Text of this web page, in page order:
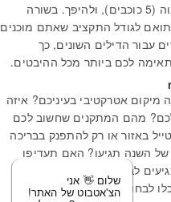
יוקרתית עליכם לבחור במלון שמדורג גבוה (5 כוכבים), ולהיפך. בשורה
לגודל התקציב שאתם מוכנים
עבור הדילים השונים, כך
לכם ביותר מכל ההיבטים.
אטרקטיבי בעיניכם? איזה
מהם המתקנים שחשוב לכם
באזור או רק להתפנק בבריכה
של השנה תגיעו? האם תעדיפו
לבד או עם ילדים? שאלות
לבחור דיל שתפור למידותיכם
שלום 👋 אני
הצ'אטבוט של האתר!